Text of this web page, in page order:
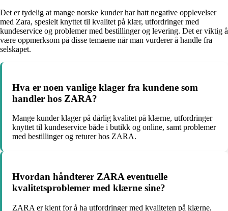
Det er tydelig at mange norske kunder har hatt negative opplevelser
med Zara, spesielt knyttet til kvalitet på klær, utfordringer med
kundeservice og problemer med bestillinger og levering. Det er viktig å
være oppmerksom på disse temaene når man vurderer å handle fra
selskapet.
Hva er noen vanlige klager fra kundene som
handler hos ZARA?
Mange kunder klager på dårlig kvalitet på klærne, utfordringer
knyttet til kundeservice både i butikk og online, samt problemer
med bestillinger og returer hos ZARA.
Hvordan håndterer ZARA eventuelle
kvalitetsproblemer med klærne sine?
ZARA er kjent for å ha utfordringer med kvaliteten på klærne,